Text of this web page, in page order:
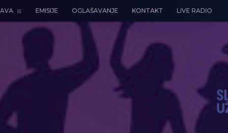
EMISIJE OGLAŠAVANJE KONTAKT LIVE RADIO